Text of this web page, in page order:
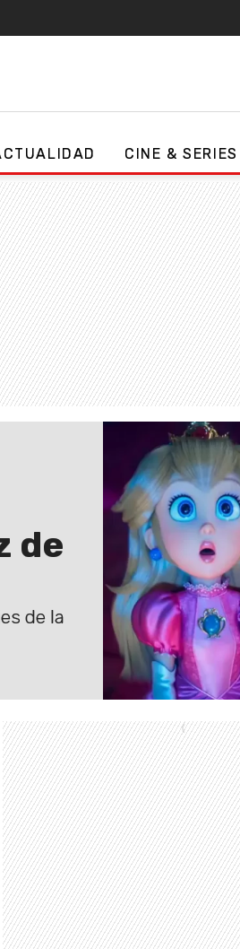
CINE & SERIES
de
de la